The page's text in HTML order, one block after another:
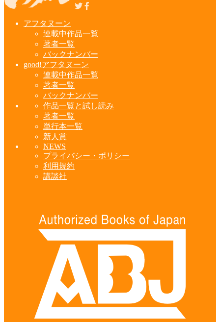
アフタヌーン
連載中作品一覧
著者一覧
バックナンバー
good!アフタヌーン
連載中作品一覧
著者一覧
バックナンバー
作品一覧と試し読み
著者一覧
単行本一覧
新人賞
NEWS
プライバシー・ポリシー
利用規約
講談社